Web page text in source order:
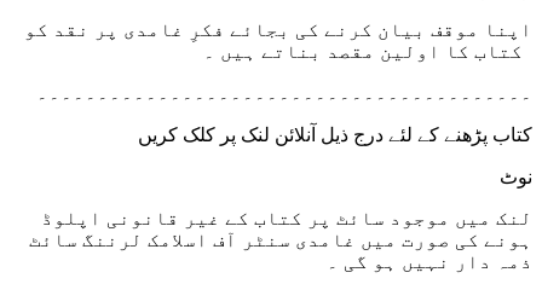
اپنا موقف بیان کرنے کی بجائے فکرِ غامدی پر نقد کو
کتاب پڑھنے کے لئے درج ذیل آنلائن لنک پر کلک کریں
نوٹ
لنک میں موجود سائٹ پر کتاب کے غیر قانونی اپلوڈ
ہونے کی صورت میں غامدی سنٹر آف اسلامک لرننگ سائٹ
ذمہ دار نہیں ہو گی ۔